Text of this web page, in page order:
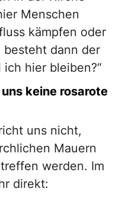
Menschen
kämpfen oder
dann der
hier bleiben?“
keine rosarote
uns nicht,
Mauern
werden. Im
direkt: